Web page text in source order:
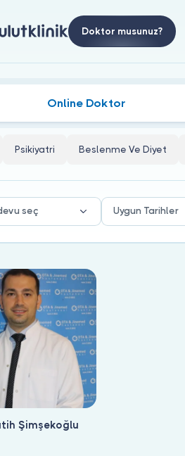
Doktor musunuz?
Doktorları
Online Doktor
Psikiyatri Beslenme Ve Diyet
seç Uygun Tarihler
Şimşekoğlu